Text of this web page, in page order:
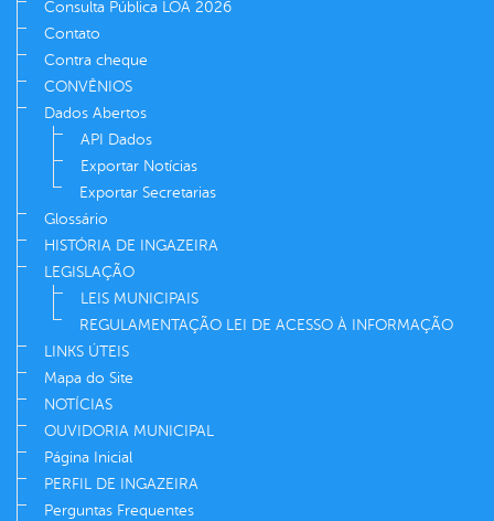
Consulta Pública LOA 2026
Contato
Contra cheque
CONVÊNIOS
Dados Abertos
API Dados
Exportar Notícias
Exportar Secretarias
Glossário
HISTÓRIA DE INGAZEIRA
LEGISLAÇÃO
LEIS MUNICIPAIS
REGULAMENTAÇÃO LEI DE ACESSO À INFORMAÇÃO
LINKS ÚTEIS
Mapa do Site
NOTÍCIAS
OUVIDORIA MUNICIPAL
Página Inicial
PERFIL DE INGAZEIRA
Perguntas Frequentes